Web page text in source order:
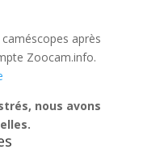
après
Zoocam.info.
nous avons